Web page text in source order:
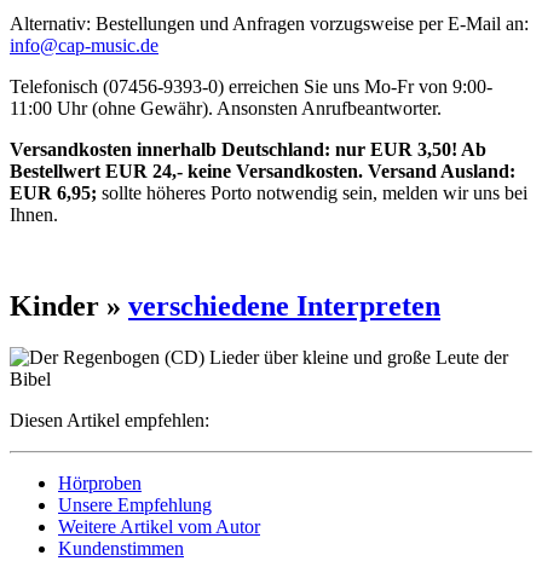
Alternativ: Bestellungen und Anfragen vorzugsweise per E-Mail an:
info@cap-music.de
Telefonisch (07456-9393-0) erreichen Sie uns Mo-Fr von 9:00-
11:00 Uhr (ohne Gewähr). Ansonsten Anrufbeantworter.
Versandkosten innerhalb Deutschland: nur EUR 3,50! Ab
Bestellwert EUR 24,- keine Versandkosten. Versand Ausland:
EUR 6,95; sollte höheres Porto notwendig sein, melden wir uns bei
Ihnen.
Kinder » verschiedene Interpreten
Diesen Artikel empfehlen:
Hörproben
Unsere Empfehlung
Weitere Artikel vom Autor
Kundenstimmen